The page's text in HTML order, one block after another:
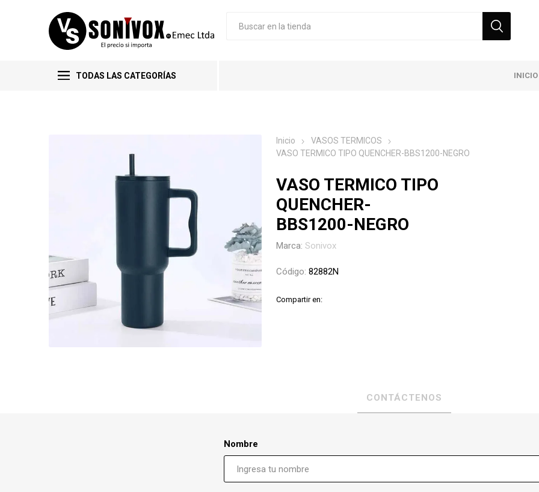
TODAS LAS CATEGORÍAS INICIO
Inicio
VASOS TERMICOS
VASO TERMICO TIPO QUENCHER-BBS1200-NEGRO
VASO TERMICO TIPO
QUENCHER-
BBS1200-NEGRO
Marca: Sonivox
Código: 82882N
Compartir en:
CONTÁCTENOS
Nombre